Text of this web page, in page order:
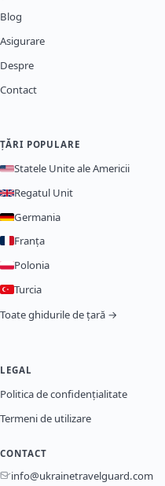
Blog
Asigurare
Despre
Contact
ȚĂRI POPULARE
Statele Unite ale Americii
Regatul Unit
Germania
Franța
Polonia
Turcia
Toate ghidurile de țară →
LEGAL
Politica de confidențialitate
Termeni de utilizare
CONTACT
info@ukrainetravelguard.com